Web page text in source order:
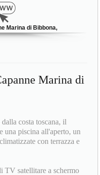
Marina di Bibbona,
Marina di
costa toscana, il
una piscina all'aperto, un
con terrazza e
TV satellitare a schermo